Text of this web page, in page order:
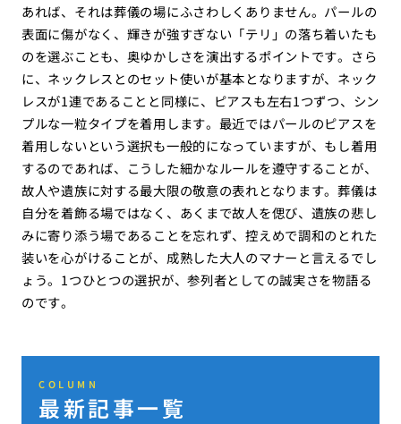
あれば、それは葬儀の場にふさわしくありません。パールの
表面に傷がなく、輝きが強すぎない「テリ」の落ち着いたも
のを選ぶことも、奥ゆかしさを演出するポイントです。さら
に、ネックレスとのセット使いが基本となりますが、ネック
レスが1連であることと同様に、ピアスも左右1つずつ、シン
プルな一粒タイプを着用します。最近ではパールのピアスを
着用しないという選択も一般的になっていますが、もし着用
するのであれば、こうした細かなルールを遵守することが、
故人や遺族に対する最大限の敬意の表れとなります。葬儀は
自分を着飾る場ではなく、あくまで故人を偲び、遺族の悲し
みに寄り添う場であることを忘れず、控えめで調和のとれた
装いを心がけることが、成熟した大人のマナーと言えるでし
ょう。1つひとつの選択が、参列者としての誠実さを物語る
のです。
COLUMN
最新記事一覧